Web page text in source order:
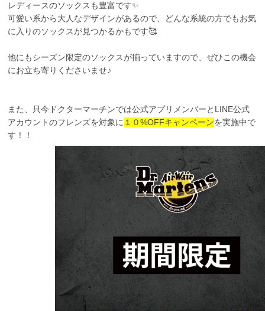
レディースのソックスも豊富です✨
可愛い系から大人なデザインがあるので、どんな系統の方でもお気
に入りのソックスが見つかるかもです🥰
他にもシーズン限定のソックスが揃っていますので、ぜひこの機会
にお立ち寄りくださいませ♪
また、只今ドクターマーチンでは公式アプリメンバーとLINE公式
アカウントのフレンズを対象に １０%OFFキャンペーンを実施中で
す！！